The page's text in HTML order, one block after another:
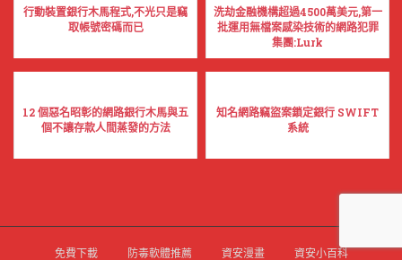
行動裝置銀行木馬程式,不光只是竊
取帳號密碼而已
洗劫金融機構超過4500萬美元,第一
批運用無檔案感染技術的網路犯罪
集團:Lurk
12 個惡名昭彰的網路銀行木馬與五
個不讓存款人間蒸發的方法
知名網路竊盜案鎖定銀行 SWIFT
系統
免費下載 防毒軟體推薦 資安漫畫 資安小百科